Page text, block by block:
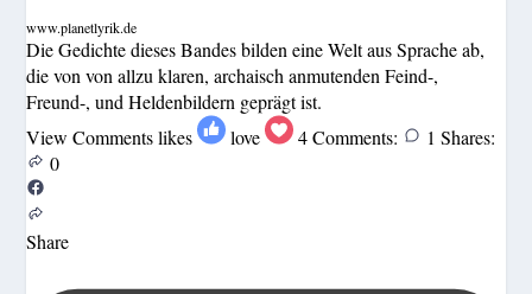
www.planetlyrik.de
Die Gedichte dieses Bandes bilden eine Welt aus Sprache ab,
die von von allzu klaren, archaisch anmutenden Feind-,
Freund-, und Heldenbildern geprägt ist.
View Comments likes love 4 Comments: 1 Shares:
0
Share